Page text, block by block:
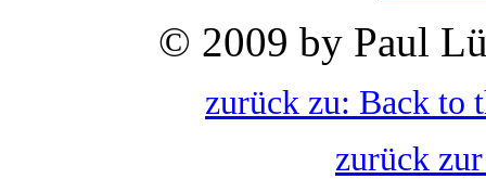
© 2009 by Paul
zurück zu: Back to
zurück